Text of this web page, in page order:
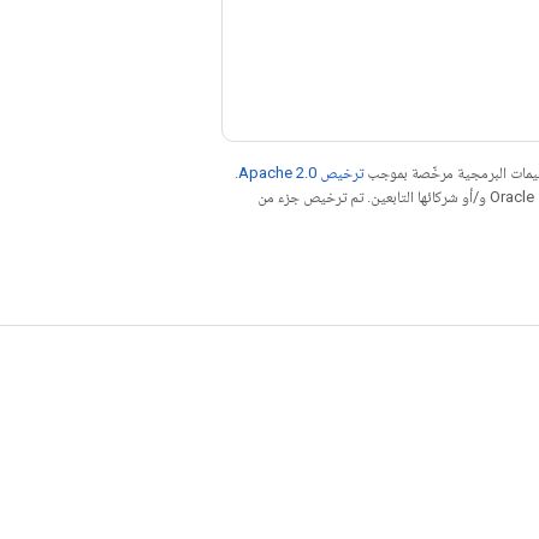
البرمجية مرخّصة بموجبترخيص Apache 2.0‏
. إنّ Java هي علامة تجارية مسجَّلة لشركة Oracle و/أو شركائها التابعين. تم ترخيص جزء من